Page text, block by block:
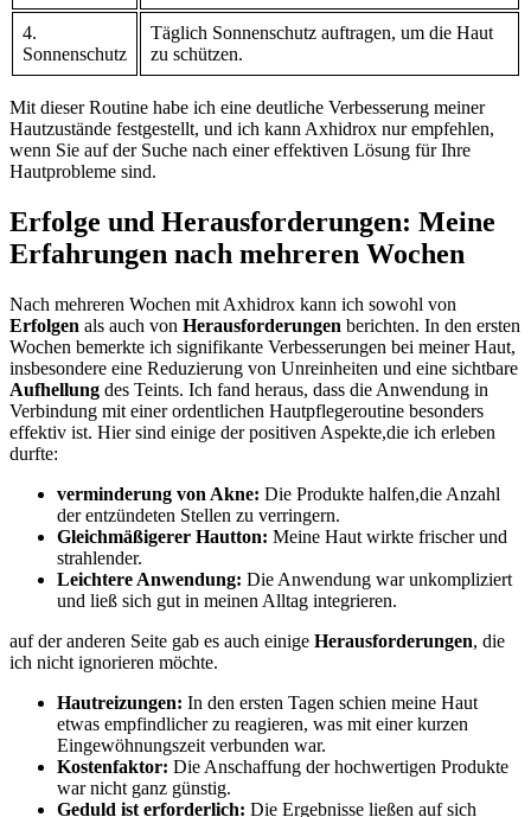
4.
⁤Sonnenschutz
Täglich Sonnenschutz​ auftragen, um die Haut
zu schützen.
Mit dieser Routine habe ich eine‌ deutliche Verbesserung meiner
Hautzustände festgestellt, ​und ich kann Axhidrox nur empfehlen,
wenn Sie auf der Suche‌ nach einer effektiven Lösung⁤ für Ihre
Hautprobleme sind.
Erfolge und⁣ Herausforderungen: Meine
Erfahrungen nach mehreren Wochen
Nach mehreren Wochen mit Axhidrox kann ich sowohl von
Erfolgen als ​auch von Herausforderungen berichten. In den ersten
Wochen bemerkte ich signifikante Verbesserungen bei meiner ⁣Haut,
insbesondere eine ​Reduzierung von Unreinheiten und eine sichtbare⁢
Aufhellung des Teints. ⁤Ich fand heraus, dass die ‍Anwendung in
Verbindung mit einer ordentlichen Hautpflegeroutine besonders
effektiv ist.​ Hier ‍sind einige der positiven‍ Aspekte,die ich erleben
durfte:
verminderung​ von Akne: Die Produkte halfen,die Anzahl
der entzündeten Stellen zu verringern.
Gleichmäßigerer Hautton: Meine ⁣Haut‌ wirkte frischer ‍und
strahlender.
Leichtere Anwendung: Die Anwendung war ⁤unkompliziert‌
und ließ sich gut in meinen Alltag integrieren.
auf der anderen Seite gab es auch einige Herausforderungen, die
ich nicht ⁢ignorieren möchte.‌
Hautreizungen: In den ersten Tagen schien ⁢meine Haut
etwas empfindlicher⁣ zu reagieren, was mit ‍einer kurzen
Eingewöhnungszeit verbunden war.
Kostenfaktor: ‍Die Anschaffung der hochwertigen Produkte
war​ nicht ganz günstig.
Geduld ist erforderlich: Die Ergebnisse ließen auf sich